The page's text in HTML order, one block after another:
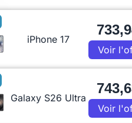
iPhone 17
Voir
Galaxy S26 Ultra
Voir